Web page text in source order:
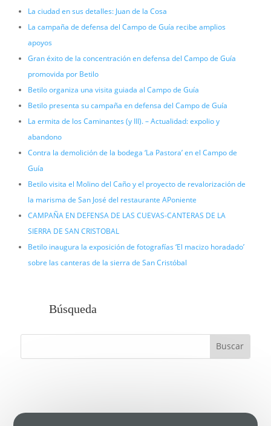
La ciudad en sus detalles: Juan de la Cosa
La campaña de defensa del Campo de Guía recibe amplios
apoyos
Gran éxito de la concentración en defensa del Campo de Guía
promovida por Betilo
Betilo organiza una visita guiada al Campo de Guía
Betilo presenta su campaña en defensa del Campo de Guía
La ermita de los Caminantes (y III). – Actualidad: expolio y
abandono
Contra la demolición de la bodega ‘La Pastora’ en el Campo de
Guía
Betilo visita el Molino del Caño y el proyecto de revalorización de
la marisma de San José del restaurante APoniente
CAMPAÑA EN DEFENSA DE LAS CUEVAS-CANTERAS DE LA
SIERRA DE SAN CRISTOBAL
Betilo inaugura la exposición de fotografías ‘El macizo horadado’
sobre las canteras de la sierra de San Cristóbal
Búsqueda